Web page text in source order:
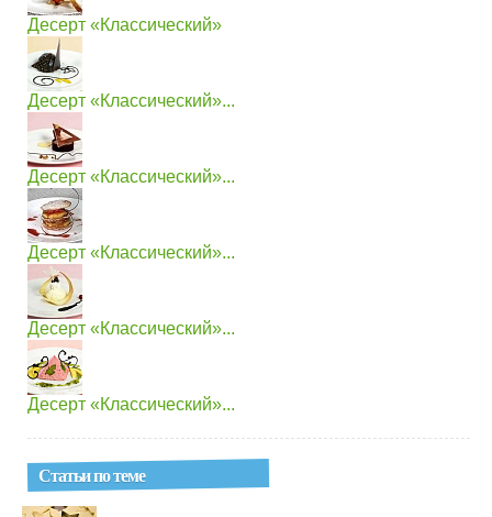
Десерт «Классический»
Десерт «Классический»...
Десерт «Классический»...
Десерт «Классический»...
Десерт «Классический»...
Десерт «Классический»...
Статьи по теме